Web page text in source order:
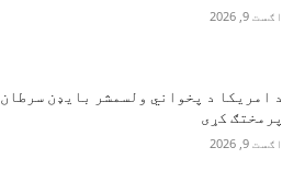
اګست 9, 2026
د امریکا د پخواني ولسمشر بایډن سرطان
پرمختګ کړی
اګست 9, 2026